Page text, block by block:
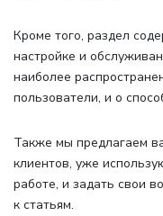
Кроме того, раздел
настройке и
наиболее
пользователи, и о
Также мы предлагаем
клиентов, уже
работе, и задать свои
к статьям.